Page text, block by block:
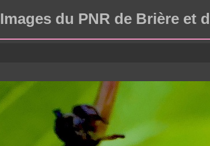
Images du PNR de Brière et